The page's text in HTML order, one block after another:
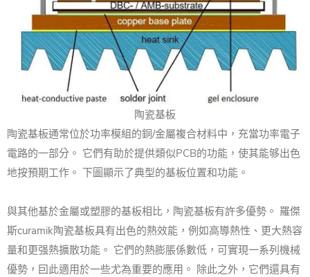
陶瓷基板
陶瓷基板通常位於功率模組的銅/金屬複合材料中，充當功率電子
電路的一部分。 它們有助於提供類似PCB的功能，使其能够出色
地按預期工作。 下圖顯示了典型的基板位置和功能。
與其他基於金屬或塑膠的基板相比，陶瓷基板有許多優勢。 羅傑
斯curamik陶瓷基板具有出色的熱效能，例如高導熱性、更大熱容
量和更强熱擴散功能。 它們的熱膨脹係數低，可實現一系列機械
優勢，囙此適用於一些尤為重要的應用。 除此之外，它們還具有